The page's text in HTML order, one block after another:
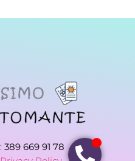
389 669 91 78